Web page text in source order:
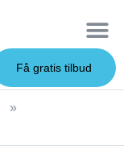
Få gratis tilbud
»